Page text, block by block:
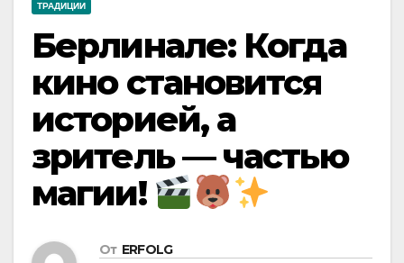
ТРАДИЦИИ
Берлинале: Когда
кино становится
историей, а
зритель — частью
магии!
От ERFOLG